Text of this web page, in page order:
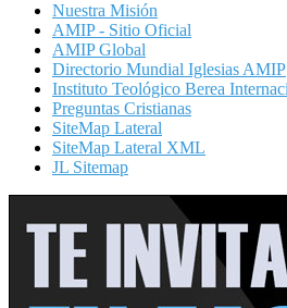
Nuestra Misión
AMIP - Sitio Oficial
AMIP Global
Directorio Mundial Iglesias AMIP
Instituto Teológico Berea
Preguntas Cristianas
SiteMap Lateral
SiteMap Lateral XML
JL Sitemap